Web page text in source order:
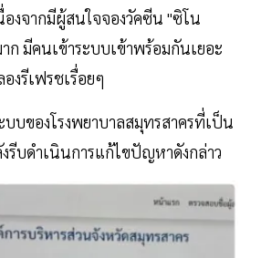
องจากมีผู้สนใจจองวัคซีน "ซิโน
ก มีคนเข้าระบบเข้าพร้อมกันเยอะ
งรีเฟรชเรื่อยๆ
บของโรงพยาบาลสมุทรสาครที่เป็น
รีบดำเนินการแก้ไขปัญหาดังกล่าว